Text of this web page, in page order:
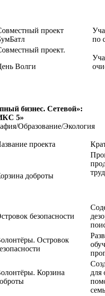
проект
по
проект.
Волги
бизнес. Сетевой»:
5»
Образование/Экология
проекта
доброты
безопасности
Островок
Корзина
для